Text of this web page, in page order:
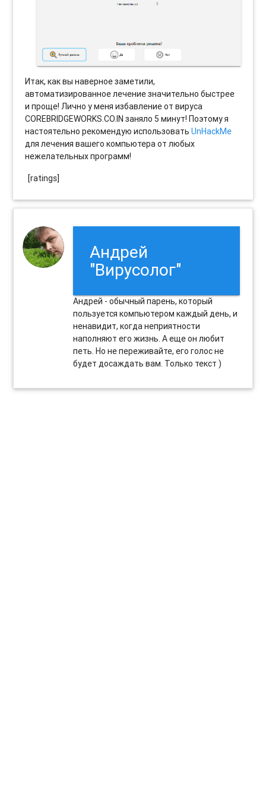
Итак, как вы наверное заметили,
автоматизированное лечение значительно быстрее
и проще! Лично у меня избавление от вируса
COREBRIDGEWORKS.CO.IN заняло 5 минут! Поэтому я
настоятельно рекомендую использоватьUnHackMe
для лечения вашего компьютера от любых
нежелательных программ!
[ratings]
Андрей
"Вирусолог"
Андрей - обычный парень, который
пользуется компьютером каждый день, и
ненавидит, когда неприятности
наполняют его жизнь. А еще он любит
петь. Но не переживайте, его голос не
будет досаждать вам. Только текст )